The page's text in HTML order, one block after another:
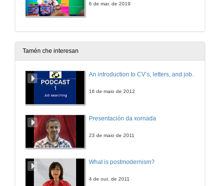
6 de mar. de 2019
Tamén che interesan
An introduction to CV’s, letters, and job searching
16 de maio de 2012
Presentación da xornada
23 de maio de 2011
What is postmodernism?
4 de out. de 2011